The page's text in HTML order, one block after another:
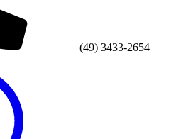
(49) 3433-2654